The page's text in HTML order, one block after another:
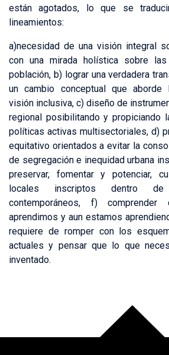
están agotados, lo que se
lineamientos:
a)necesidad de una visión integral
con una mirada holística sobre
población, b) lograr una verdadera
un cambio conceptual que aborde
visión inclusiva, c) diseño de
regional posibilitando y propiciando
políticas activas multisectoriales, d)
equitativo orientados a evitar la
de segregación e inequidad urbana
preservar, fomentar y potenciar,
locales inscriptos dentro de
contemporáneos, f)
aprendimos y aun estamos
requiere de romper con los
actuales y pensar que lo que
inventado.